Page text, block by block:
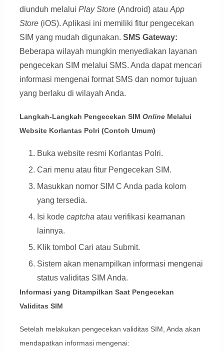
diunduh melalui Play Store(Android) atau App
Store(iOS). Aplikasi ini memiliki fitur pengecekan
SIM yang mudah digunakan. SMS Gateway:
Beberapa wilayah mungkin menyediakan layanan
pengecekan SIM melalui SMS. Anda dapat mencari
informasi mengenai format SMS dan nomor tujuan
yang berlaku di wilayah Anda.
Langkah-Langkah Pengecekan SIM OnlineMelalui
Website Korlantas Polri (Contoh Umum)
Buka website resmi Korlantas Polri.
Cari menu atau fitur Pengecekan SIM.
Masukkan nomor SIM C Anda pada kolom
yang tersedia.
Isi kode captcha atau verifikasi keamanan
lainnya.
Klik tombol Cari atau Submit.
Sistem akan menampilkan informasi mengenai
status validitas SIM Anda.
Informasi yang Ditampilkan Saat Pengecekan
Validitas SIM
Setelah melakukan pengecekan validitas SIM, Anda akan
mendapatkan informasi mengenai: